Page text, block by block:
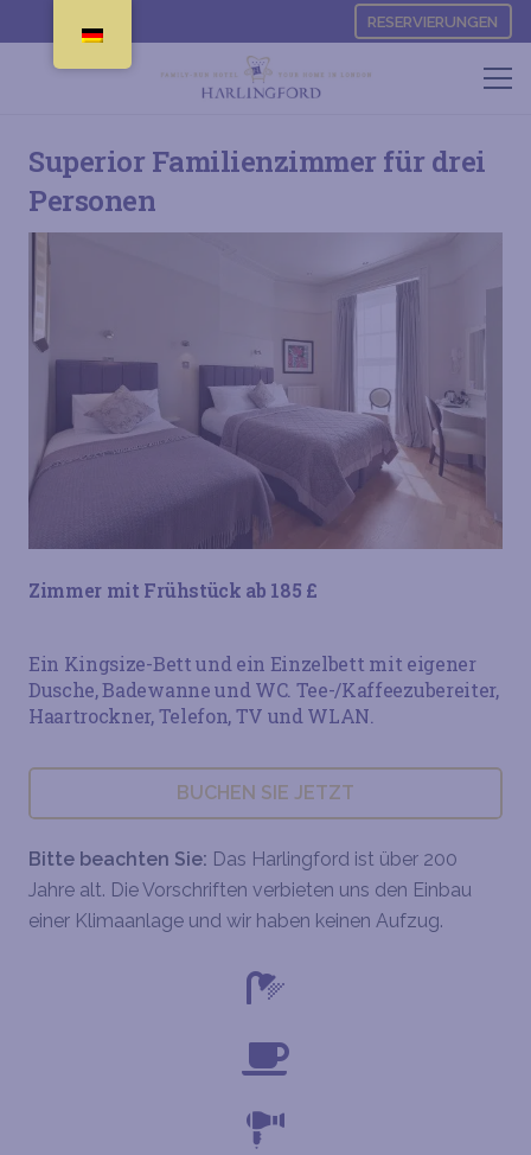
RESERVIERUNGEN
Superior Familienzimmer für drei
Personen
Zimmer mit Frühstück ab 185 £
Ein Kingsize-Bett und ein Einzelbett mit eigener
Dusche, Badewanne und WC. Tee-/Kaffeezubereiter,
Haartrockner, Telefon, TV und WLAN.
BUCHEN SIE JETZT
Bitte beachten Sie: Das Harlingford ist über 200
Jahre alt. Die Vorschriften verbieten uns den Einbau
einer Klimaanlage und wir haben keinen Aufzug.